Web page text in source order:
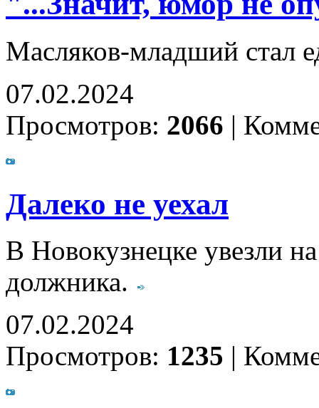
Масляков-младший стал
07.02.2024
Просмотров: 2066 |
Далеко не уехал
В Новокузнецке увезли
должника.
07.02.2024
Просмотров: 1235 |